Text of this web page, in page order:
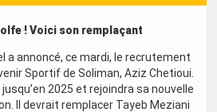
! Voici son remplaçant
a annoncé, ce mardi, le recrutement
Sportif de Soliman, Aziz Chetioui.
2025 et rejoindra sa nouvelle
Il devrait remplacer Tayeb Meziani